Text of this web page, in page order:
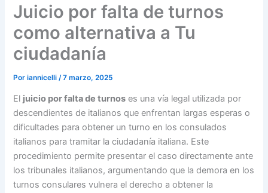
Juicio por falta de turnos
como alternativa a Tu
ciudadanía
Poriannicelli /7 marzo, 2025
El juicio por falta de turnos es una vía legal utilizada por
descendientes de italianos que enfrentan largas esperas o
dificultades para obtener un turno en los consulados
italianos para tramitar la ciudadanía italiana. Este
procedimiento permite presentar el caso directamente ante
los tribunales italianos, argumentando que la demora en los
turnos consulares vulnera el derecho a obtener la